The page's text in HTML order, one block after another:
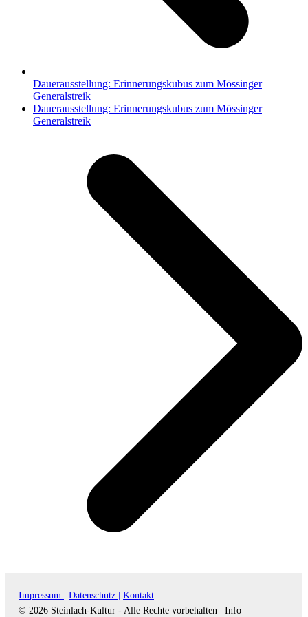
Dauerausstellung: Erinnerungskubus zum Mössinger
Generalstreik
Nächster
Beitrag:
Dauerausstellung: Erinnerungskubus zum Mössinger
Generalstreik
Impressum | Datenschutz |
Kontakt
© 2026 Steinlach-Kultur - Alle Rechte vorbehalten |
Info